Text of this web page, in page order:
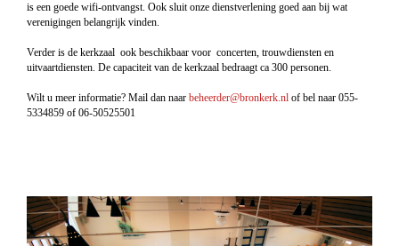
is een goede wifi-ontvangst. Ook sluit onze dienstverlening goed aan bij wat
verenigingen belangrijk vinden.
Verder is de kerkzaal ook beschikbaar voor concerten, trouwdiensten en
uitvaartdiensten. De capaciteit van de kerkzaal bedraagt ca 300 personen.
Wilt u meer informatie? Mail dan naar beheerder@bronkerk.nl of bel naar 055-
5334859 of 06-50525501